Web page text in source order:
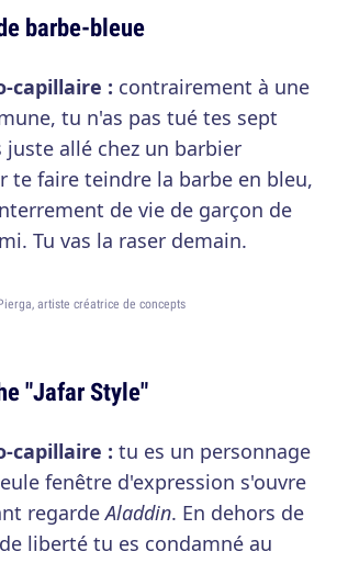
barbe-bleue
capillaire : contrairement à une
tu n'as pas tué tes sept
juste allé chez un barbier
te faire teindre la barbe en bleu,
de vie de garçon de
Tu vas la raser demain.
artiste créatrice de concepts
"Jafar Style"
capillaire : tu es un personnage
fenêtre d'expression s'ouvre
regardeAladdin. En dehors de
liberté tu es condamné au